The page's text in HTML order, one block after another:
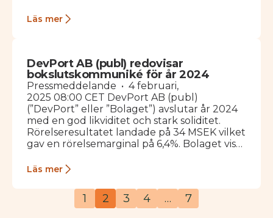
Läs mer
DevPort AB (publ) redovisar
bokslutskommuniké för år 2024
Pressmeddelande • 4 februari,
2025 08:00 CET DevPort AB (publ)
(”DevPort” eller ”Bolaget”) avslutar år 2024
med en god likviditet och stark soliditet.
Rörelseresultatet landade på 34 MSEK vilket
gav en rörelsemarginal på 6,4%. Bolaget visar
Läs mer
1 2 3 4 … 7